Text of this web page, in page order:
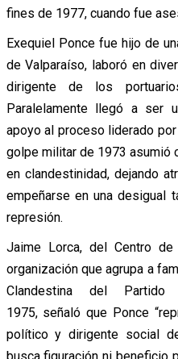
fines de 1977, cuando fue
Exequiel Ponce fue hijo de
de Valparaíso, laboró en
dirigente de los
Paralelamente llegó a ser
apoyo al proceso liderado
golpe militar de 1973 asumió
en clandestinidad, dejando
empeñarse en una desigual
represión.
Jaime Lorca, del Centro de
organización que agrupa a
Clandestina del Partido
1975, señaló que Ponce
político y dirigente social
busca figuración ni beneficio